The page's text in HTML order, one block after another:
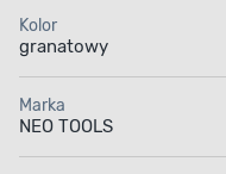
Kolor
granatowy
Marka
NEO TOOLS